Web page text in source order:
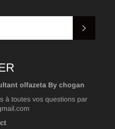
olfazeta By chogan
à toutes vos questions par